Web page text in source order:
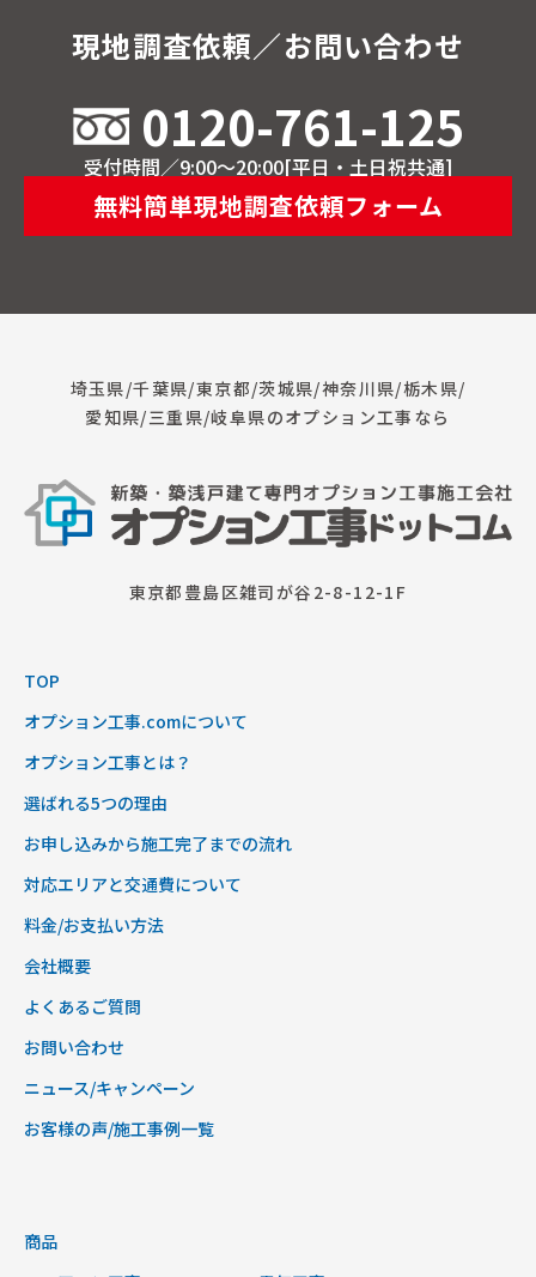
現地調査依頼／お問い合わせ
0120-761-125
受付時間／9:00～20:00[平日・土日祝共通]
無料簡単現地調査依頼フォーム
埼玉県/千葉県/東京都/茨城県/神奈川県/栃木県/
愛知県/三重県/岐阜県のオプション工事なら
東京都豊島区雑司が谷2-8-12-1F
TOP
オプション工事.comについて
オプション工事とは？
選ばれる5つの理由
お申し込みから施工完了までの流れ
対応エリアと交通費について
料金/お支払い方法
会社概要
よくあるご質問
お問い合わせ
ニュース/キャンペーン
お客様の声/施工事例一覧
商品